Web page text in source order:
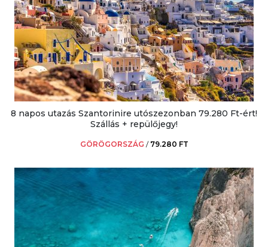
8 napos utazás Szantorinire utószezonban 79.280 Ft-ért!
Szállás + repülőjegy!
GÖRÖGORSZÁG / 79.280 FT